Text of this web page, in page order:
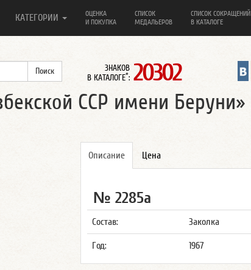
КАТЕГОРИИ
ОЦЕНКА
И ПОКУПКА
СПИСОК
МЕДАЛЬЕРОВ
СПИСОК СОКРАЩЕНИЙ
В КАТАЛОГЕ
ЗНАКОВ
В КАТАЛОГЕ*: 20302
ССР имени Беруни»
Описание Цена
№ 2285а
Состав: Заколка
Год: 1967